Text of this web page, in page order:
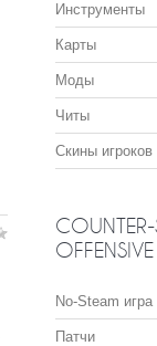
Инструменты
Карты
Моды
Читы
Скины игроков
COUNTER-
OFFENSIVE
No-Steam игра
Патчи